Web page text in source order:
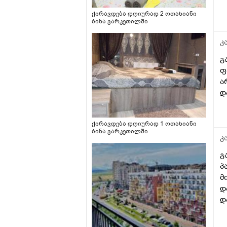
ქირავდება დღიურად 2 ოთახიანი
ბინა ვარკეთილში
ქირავდება დღიურად 1 ოთახიანი
ბინა ვარკეთილში